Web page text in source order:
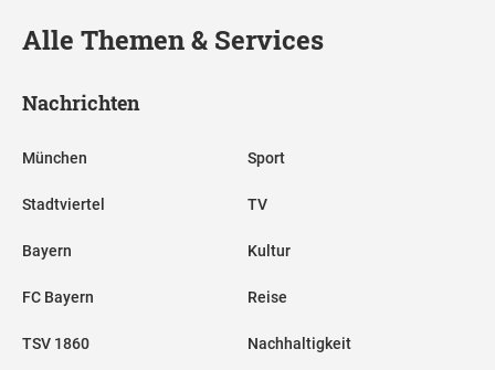
Alle Themen & Services
Nachrichten
München
Stadtviertel
Bayern
FC Bayern
TSV 1860
Sport
TV
Kultur
Reise
Nachhaltigkeit